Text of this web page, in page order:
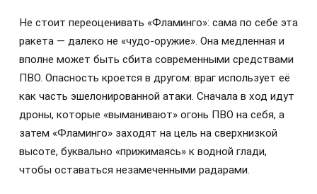
Не стоит переоценивать «Фламинго»: сама по себе эта
ракета — далеко не «чудо-оружие». Она медленная и
вполне может быть сбита современными средствами
ПВО. Опасность кроется в другом: враг использует её
как часть эшелонированной атаки. Сначала в ход идут
дроны, которые «выманивают» огонь ПВО на себя, а
затем «Фламинго» заходят на цель на сверхнизкой
высоте, буквально «прижимаясь» к водной глади,
чтобы оставаться незамеченными радарами.